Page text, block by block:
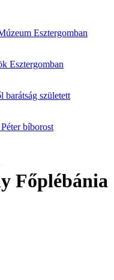
Esztergomban
Esztergomban
barátság született
bíborost
Főplébánia